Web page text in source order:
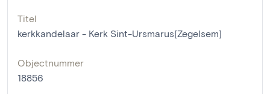
Titel
kerkkandelaar - Kerk Sint-Ursmarus[Zegelsem]
Objectnummer
18856